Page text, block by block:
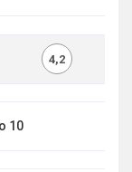
4,2
10